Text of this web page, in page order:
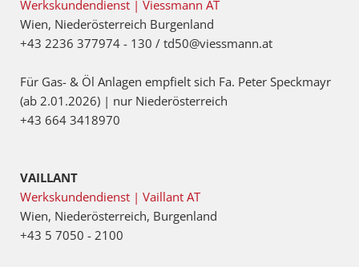
Werkskundendienst | Viessmann AT
Wien, Niederösterreich Burgenland
+43 2236 377974 - 130 / td50@viessmann.at
Für Gas- & Öl Anlagen empfielt sich Fa. Peter Speckmayr
(ab 2.01.2026) | nur Niederösterreich
+43 664 3418970
VAILLANT
Werkskundendienst | Vaillant AT
Wien, Niederösterreich, Burgenland
+43 5 7050 - 2100